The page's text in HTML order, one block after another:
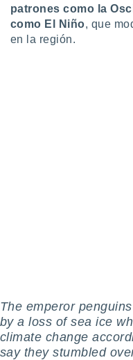
patrones como la
como El Niño, que
en la región.
The emperor
by a loss of sea ice
climate change
say they stumbled